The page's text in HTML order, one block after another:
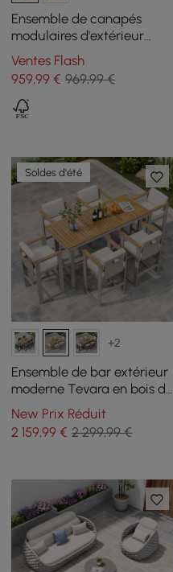
Ensemble de canapés
modulaires d'extérieur
Slatera en acacia et
aluminium gris foncé
Ventes Flash
959,99 € 969,99 €
Soldes d'été
+2
Ensemble de bar extérieur
moderne Tevara en bois de
teck, cadre couleur sable
et coussin blanc chaud
New Prix Réduit
2 159,99 € 2 299,99 €